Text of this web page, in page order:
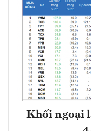
Khối ngoại